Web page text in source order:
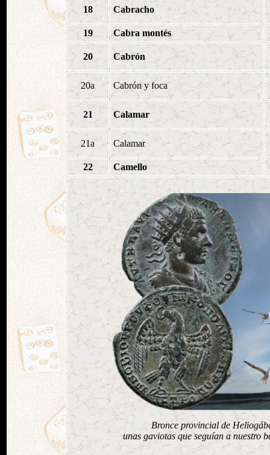
18 Cabracho
19 Cabra montés
20 Cabrón
20a Cabrón y foca
21 Calamar
21a Calamar
22 Camello
Bronce provincial de
unas gaviotas que seguían a nuestro